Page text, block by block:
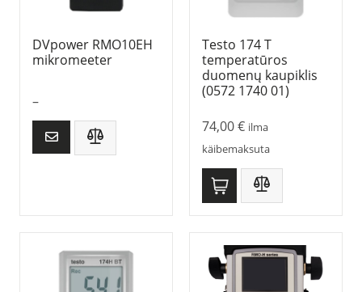
DVpower RMO10EH
mikromeeter
–
Testo 174 T
temperatūros
duomenų kaupiklis
(0572 1740 01)
74,00€ ilma
käibemaksuta